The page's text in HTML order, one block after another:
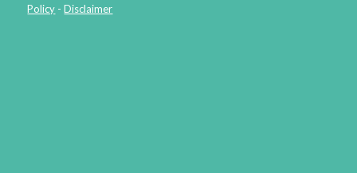
Policy -Disclaimer